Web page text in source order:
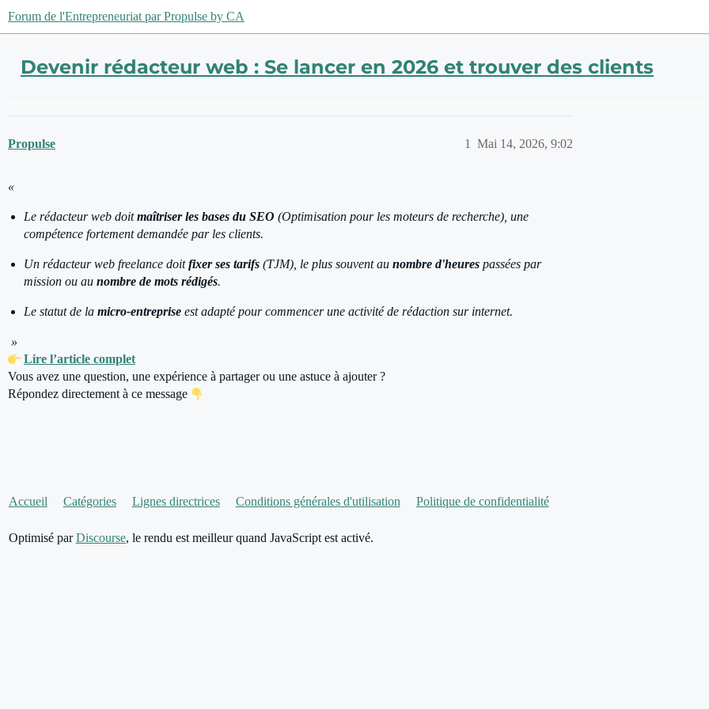
Forum de l'Entrepreneuriat par Propulse by CA
Devenir rédacteur web : Se lancer en 2026 et trouver des clients
Propulse Mai 14, 2026, 9:02
1
«
Le rédacteur web doitmaîtriser les bases du SEO (Optimisation pour les moteurs de recherche), une
compétence fortement demandée par les clients.
Un rédacteur web freelance doitfixer ses tarifs (TJM), le plus souvent au nombre d'heures passées par
mission ou au nombre de mots rédigés.
Le statut de la micro-entreprise est adapté pour commencer une activité de rédaction sur internet.
»
Lire l’article complet
Vous avez une question, une expérience à partager ou une astuce à ajouter ?
Répondez directement à ce message
Accueil Catégories Lignes directrices Conditions générales d'utilisation Politique de confidentialité
Optimisé parDiscourse, le rendu est meilleur quand JavaScript est activé.